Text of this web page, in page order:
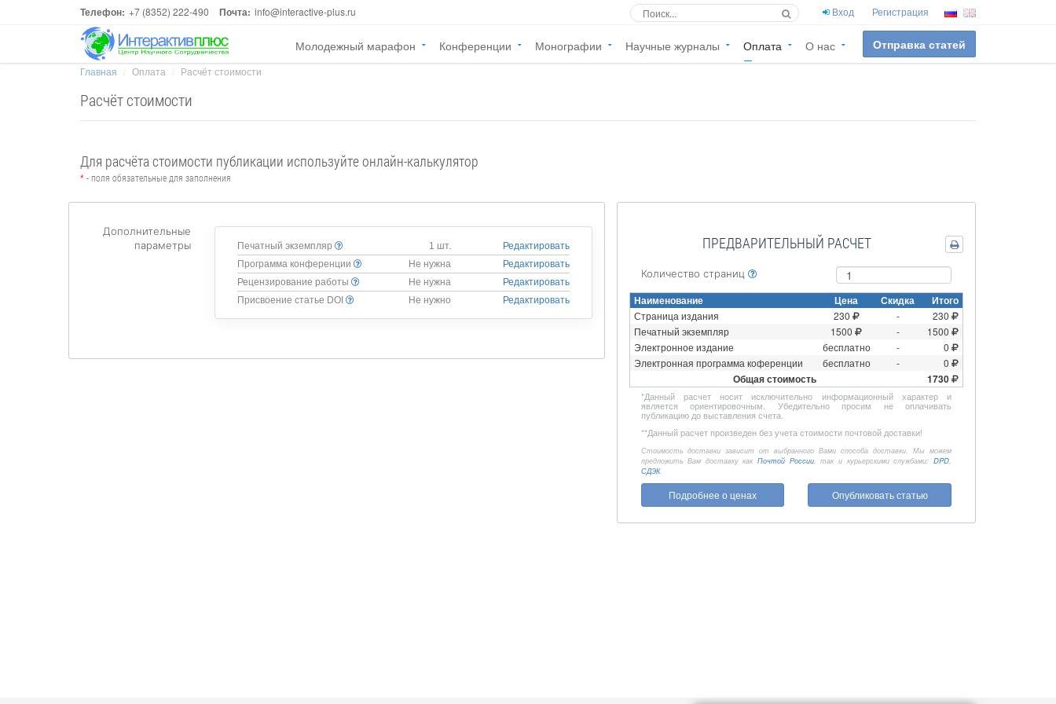
Телефон: +7 (8352) 222-490 Почта: info@interactive-plus.ru Вход Регистрация
Молодежный марафон Конференции Монографии Научные журналы Оплата О нас Отправка статей
Главная Оплата Расчёт стоимости
Расчёт стоимости
Для расчёта стоимости публикации используйте онлайн-калькулятор
* - поля обязательные для заполнения
Дополнительные
параметры
Печатный экземпляр 1 шт.
Редактировать
Программа конференции
Не нужна
Редактировать
Рецензирование работы
Не нужна
Редактировать
Присвоение статье DOI
Не нужно Редактировать
ПРЕДВАРИТЕЛЬНЫЙ РАСЧЕТ
Количество страниц
Наименование Цена Скидка Итого
Страница издания 230 -
230
Печатный экземпляр
1500 -
1500
Электронное издание
бесплатно -
0
Электронная программа коференции
бесплатно - 0
Общая стоимость 1730
*Данный расчет носит исключительно информационный характер и
является ориентировочным. Убедительно просим не оплачивать
публикацию до выставления счета.
**Данный расчет произведен без учета стоимости почтовой доставки!
Стоимость доставки зависит от выбранного Вами способа доставки. Мы можем
предложить Вам доставку какПочтой России, так и курьерскими службами:DPD,
СДЭК.
Подробнее о ценах Опубликовать статью